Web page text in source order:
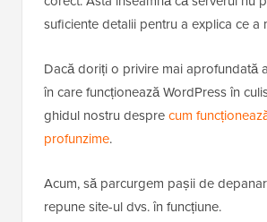
suficiente detalii pentru a explica ce a
Dacă doriți o privire mai aprofundată
în care funcționează WordPress în
ghidul nostru desprecum
profunzime.
Acum, să parcurgem pașii de
repune site-ul dvs. în funcțiune.